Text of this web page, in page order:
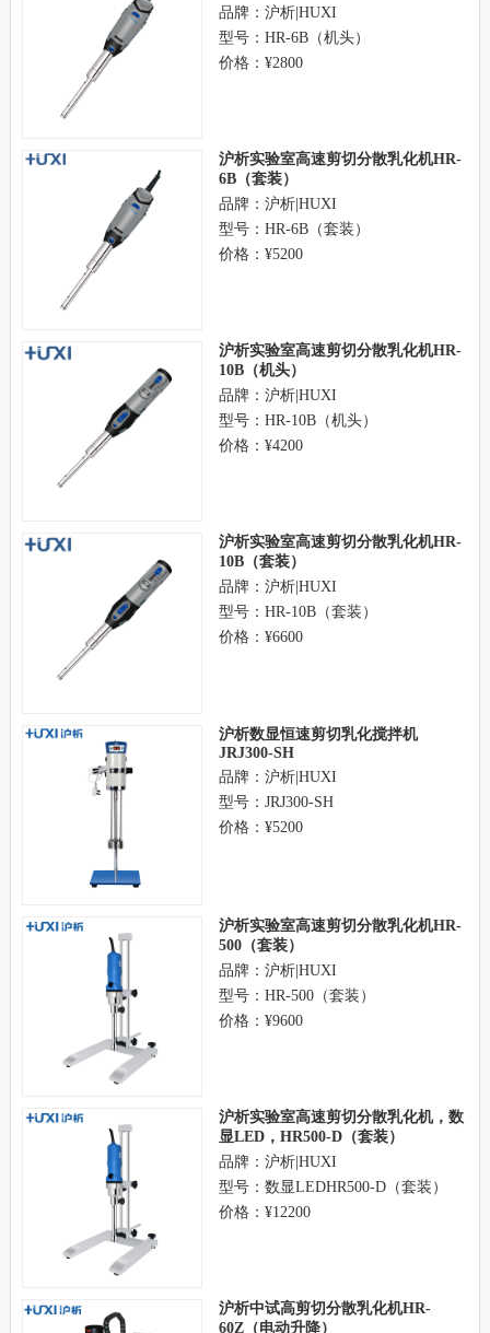
品牌：沪析|HUXI
型号：HR-6B（机头）
价格：¥2800
沪析实验室高速剪切分散乳化机HR-
6B（套装）
品牌：沪析|HUXI
型号：HR-6B（套装）
价格：¥5200
沪析实验室高速剪切分散乳化机HR-
10B（机头）
品牌：沪析|HUXI
型号：HR-10B（机头）
价格：¥4200
沪析实验室高速剪切分散乳化机HR-
10B（套装）
品牌：沪析|HUXI
型号：HR-10B（套装）
价格：¥6600
沪析数显恒速剪切乳化搅拌机
JRJ300-SH
品牌：沪析|HUXI
型号：JRJ300-SH
价格：¥5200
沪析实验室高速剪切分散乳化机HR-
500（套装）
品牌：沪析|HUXI
型号：HR-500（套装）
价格：¥9600
沪析实验室高速剪切分散乳化机，数
显LED，HR500-D（套装）
品牌：沪析|HUXI
型号：数显LEDHR500-D（套装）
价格：¥12200
沪析中试高剪切分散乳化机HR-
60Z（电动升降）